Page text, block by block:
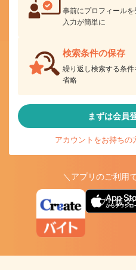
事前にプロフィール
入力が簡単に
検索条件の保存
繰り返し検索する条
省略
まずは会員
アカウントをお持ちの
＼アプリのご利用
アプリ版ダ